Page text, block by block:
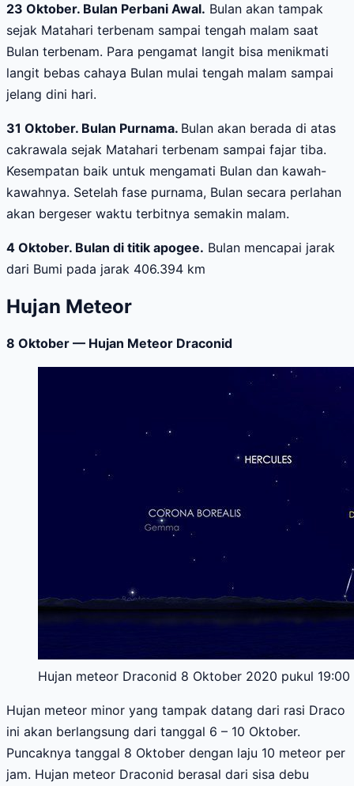
23 Oktober. Bulan Perbani Awal. Bulan akan tampak
sejak Matahari terbenam sampai tengah malam saat
Bulan terbenam. Para pengamat langit bisa menikmati
langit bebas cahaya Bulan mulai tengah malam sampai
jelang dini hari.
31 Oktober. Bulan Purnama. Bulan akan berada di atas
cakrawala sejak Matahari terbenam sampai fajar tiba.
Kesempatan baik untuk mengamati Bulan dan kawah-
kawahnya. Setelah fase purnama, Bulan secara perlahan
akan bergeser waktu terbitnya semakin malam.
4 Oktober. Bulan di titik apogee. Bulan mencapai jarak
dari Bumi pada jarak 406.394 km
Hujan Meteor
8 Oktober — Hujan Meteor Draconid
Hujan meteor Draconid 8 Oktober 2020 pukul 19:00
Hujan meteor minor yang tampak datang dari rasi Draco
ini akan berlangsung dari tanggal 6 – 10 Oktober.
Puncaknya tanggal 8 Oktober dengan laju 10 meteor per
jam. Hujan meteor Draconid berasal dari sisa debu